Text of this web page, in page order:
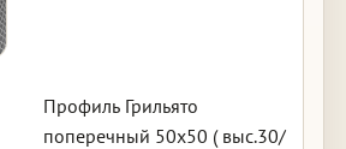
Профиль Грильято
поперечный 50х50 ( выс.30/